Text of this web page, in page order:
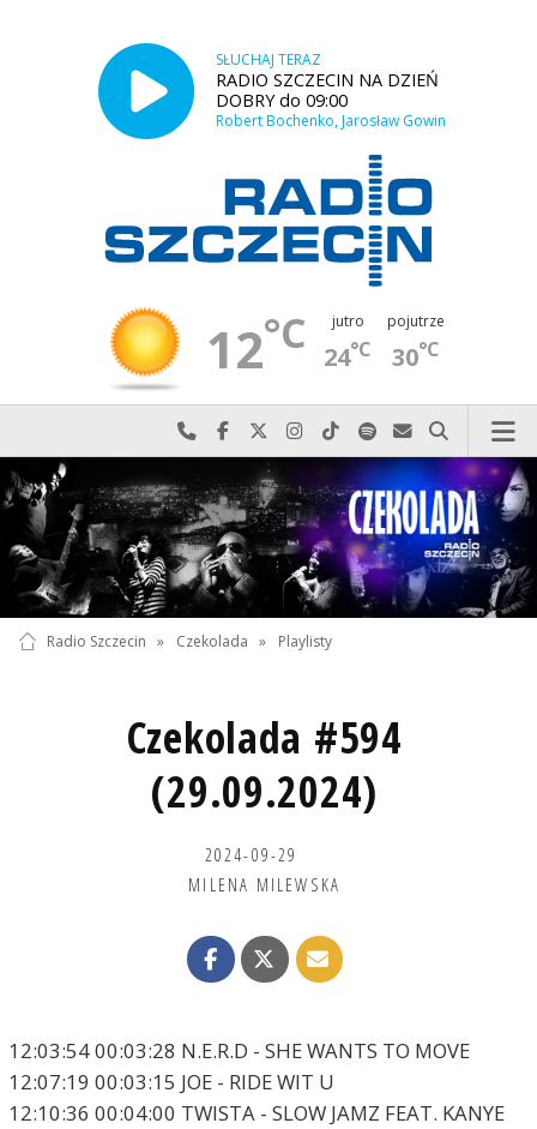
SŁUCHAJ TERAZ
RADIO SZCZECIN NA DZIEŃ
DOBRY do 09:00
Robert Bochenko, Jarosław Gowin
12°C jutro
24°C
pojutrze
30°C
Najlepiej po prostu do nas zadzwoń
Odwiedź nas na Facebook-u
Odwiedź nas na X
Odwiedź nas na Instagram-ie
Odwiedź nas na TikTok-u
Szukaj nas na Spotify
Wyślij do nas
Szukaj
Radio Szczecin » Czekolada » Playlisty
Czekolada #594
(29.09.2024)
2024-09-29
MILENA MILEWSKA
12:03:54 00:03:28 N.E.R.D - SHE WANTS TO MOVE
12:07:19 00:03:15 JOE - RIDE WIT U
12:10:36 00:04:00 TWISTA - SLOW JAMZ FEAT. KANYE